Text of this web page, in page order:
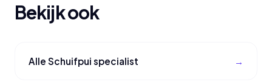
Bekijk ook
Alle Schuifpui specialist